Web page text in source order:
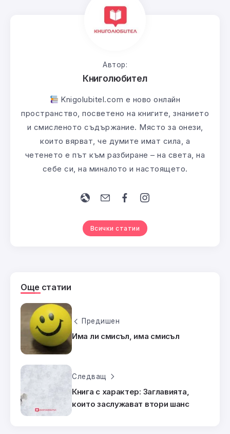
Автор:
Книголюбител
Knigolubitel.com е ново онлайн
пространство, посветено на книгите, знанието
и смисленото съдържание. Място за онези,
които вярват, че думите имат сила, а
четенето е път към разбиране – на света, на
себе си, на миналото и настоящето.
Всички статии
Още статии
Предишен
Има ли смисъл, има смисъл
Следващ
Книга с характер: Заглавията,
които заслужават втори шанс